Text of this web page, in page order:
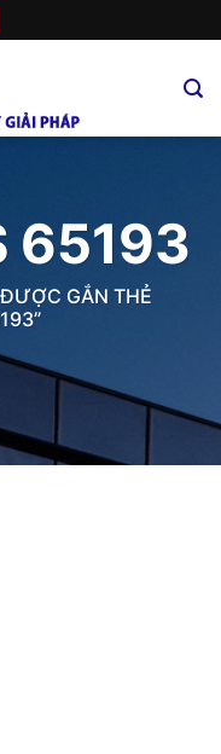
65193
GẮN THẺ